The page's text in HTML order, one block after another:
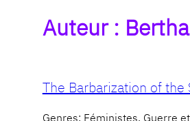
Auteur :
The Barbarization of the
Genres: Féministes, Guerre